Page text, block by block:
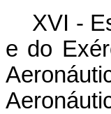
XVI -
e do